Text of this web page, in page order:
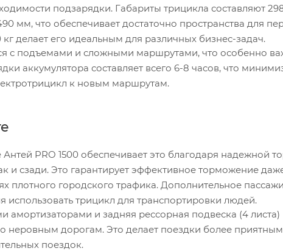
подзарядки. Габариты трицикла составляют
мм, что обеспечивает достаточно пространства для
делает его идеальным для различных бизнес-задач.
с подъемами и сложными маршрутами, что особенно
аккумулятора составляет всего 6-8 часов, что
к новым маршрутам.
PRO 1500 обеспечивает это благодаря надежной
и сзади. Это гарантирует эффективное торможение
плотного городского трафика. Дополнительное
использовать трицикл для транспортировки людей.
и задняя рессорная подвеска (4 листа)
дорогам. Это делает поездки более
поездок.